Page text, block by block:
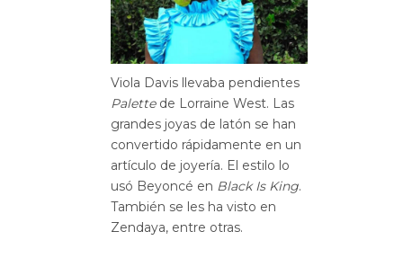
Viola Davis llevaba pendientes
Palettede Lorraine West. Las
grandes joyas de latón se han
convertido rápidamente en un
artículo de joyería. El estilo lo
usó Beyoncé en Black Is King.
También se les ha visto en
Zendaya, entre otras.